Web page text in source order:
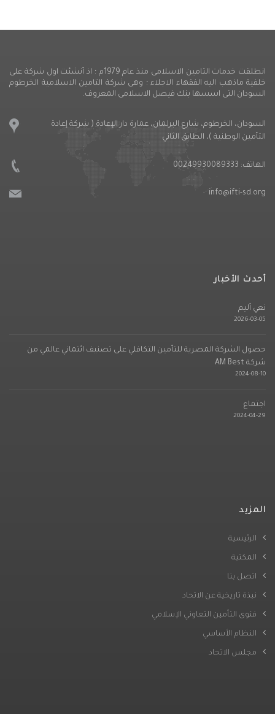
انطلقت خدمات التامين الاسلامى منذ عام 1979م ؛ اذ أنشئت اول شركة على
خلفية ماذهب اليه الفقهاء الاجلاء ؛ وهى شركة التامين الاسلامية الخرطوم
السودان التى اسسها بنك فيصل الاسلامى المعروف.
السودان، الخرطوم، شارع البرلمان، عمارة دار الإعادة ( شركة إعادة
التأمين الوطنية )، الطابق الثاني
الهاتف: 00249930089333
info@ifti-sd.org
أحدث الأخبار
نعي أليم
2026-03-05
حصول الشركة المصرية للتأمين التكافلي على تصنيف ائتماني عالمي من
شركة AM Best
2024-08-10
اجتماع
2024-04-29
المزيد
الرئيسية
المكتبة
اتصل بنا
نبذة تاريخية عن الاتحاد
فتوى التأمين التعاوني الإسلامي
النظام الأساسي
مجلس الاتحاد